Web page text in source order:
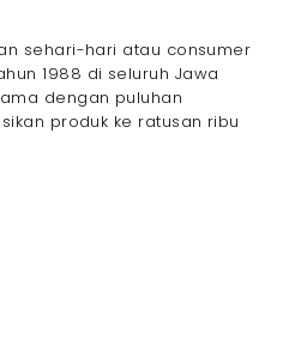
sehari-hari atau consumer
1988 di seluruh Jawa
dengan puluhan
produk ke ratusan ribu